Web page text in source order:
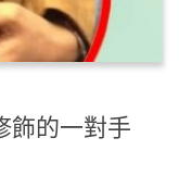
飾的一對手